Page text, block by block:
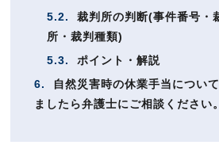
5.2.
裁判所の判断(事件番号・
所・裁判種類)
5.3.
ポイント・解説
6.
自然災害時の休業手当につい
ましたら弁護士にご相談ください。